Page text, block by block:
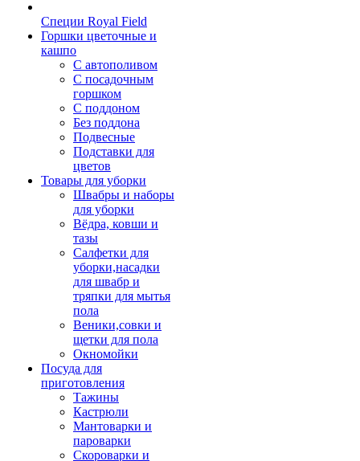
Специи Royal Field
Горшки цветочные и
кашпо
С автополивом
С посадочным
горшком
С поддоном
Без поддона
Подвесные
Подставки для
цветов
Товары для уборки
Швабры и наборы
для уборки
Вёдра, ковши и
тазы
Салфетки для
уборки,насадки
для швабр и
тряпки для мытья
пола
Веники,совки и
щетки для пола
Окномойки
Посуда для
приготовления
Тажины
Кастрюли
Мантоварки и
пароварки
Скороварки и